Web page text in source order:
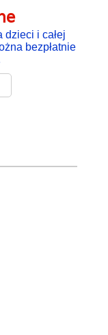
i całej
bezpłatnie